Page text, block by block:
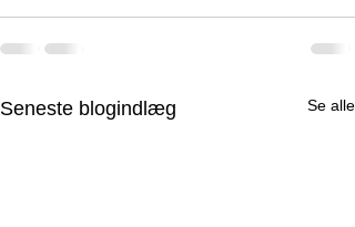
Seneste blogindlæg Se alle